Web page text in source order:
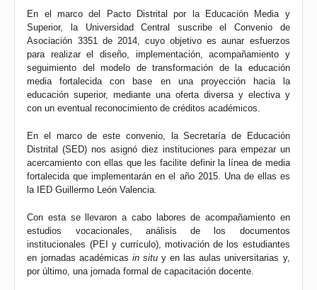
En el marco del Pacto Distrital por la Educación Media y
Superior, la Universidad Central suscribe el Convenio de
Asociación 3351 de 2014, cuyo objetivo es aunar esfuerzos
para realizar el diseño, implementación, acompañamiento y
seguimiento del modelo de transformación de la educación
media fortalecida con base en una proyección hacia la
educación superior, mediante una oferta diversa y electiva y
con un eventual reconocimiento de créditos académicos.
En el marco de este convenio, la Secretaría de Educación
Distrital (SED) nos asignó diez instituciones para empezar un
acercamiento con ellas que les facilite definir la línea de media
fortalecida que implementarán en el año 2015. Una de ellas es
la IED Guillermo León Valencia.
Con esta se llevaron a cabo labores de acompañamiento en
estudios vocacionales, análisis de los documentos
institucionales (PEI y currículo), motivación de los estudiantes
en jornadas académicas in situy en las aulas universitarias y,
por último, una jornada formal de capacitación docente.